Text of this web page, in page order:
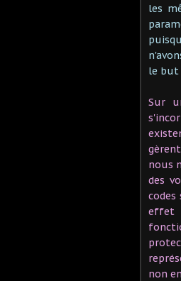
les
le but
Sur
nous
des
effet
non